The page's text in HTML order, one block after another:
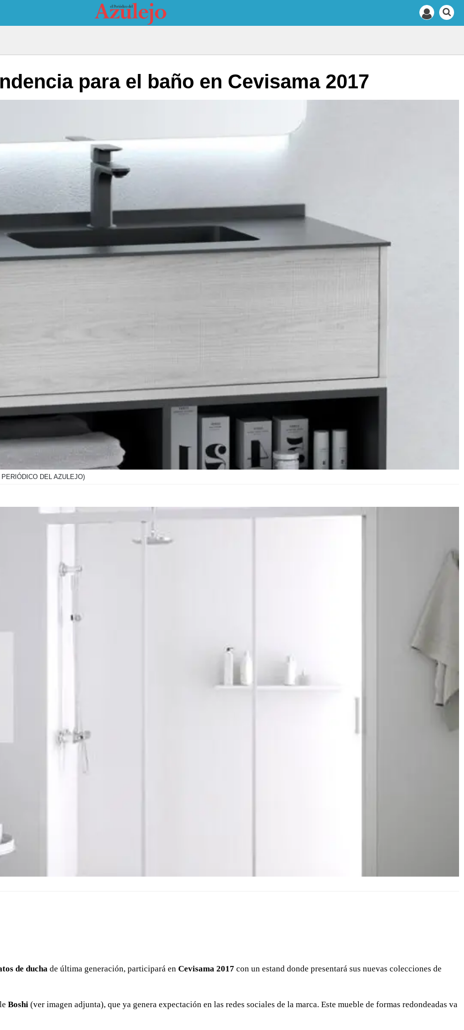
para el baño en Cevisama 2017
PERIÓDICO DEL AZULEJO)
de ducha de última generación, participará en Cevisama 2017 con un estand donde presentará sus nuevas colecciones de
Boshi (ver imagen adjunta), que ya genera expectación en las redes sociales de la marca. Este mueble de formas redondeadas va